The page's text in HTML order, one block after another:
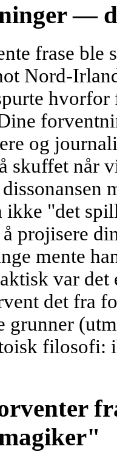
—
frase ble
Nord-
og
skuffet når
ikke "det
projisere
mente
var
det fra
filosofi: